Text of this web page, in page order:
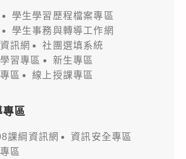
學生學習歷程檔案專區
學生事務與轉導工作網
訊網
社團選填系統
習專區
新生專區
區
線上授課專區
專區
課綱資訊網
資訊安全專區
區